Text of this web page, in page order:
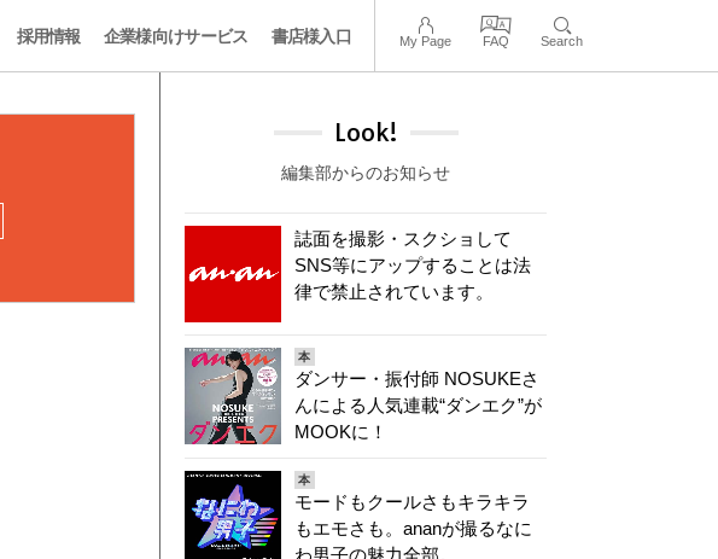
採用情報 企業様向けサービス 書店様入口 My Page FAQ Search
Look!
編集部からのお知らせ
誌面を撮影・スクショして
SNS等にアップすることは法
律で禁止されています。
本
ダンサー・振付師 NOSUKEさ
んによる人気連載“ダンエク”が
MOOKに！
本
モードもクールさもキラキラ
もエモさも。ananが撮るなに
わ男子の魅力全部。